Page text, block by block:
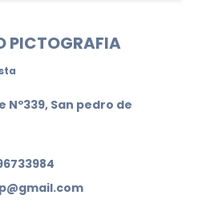
PICTOGRAFIA
Nº339, San pedro de